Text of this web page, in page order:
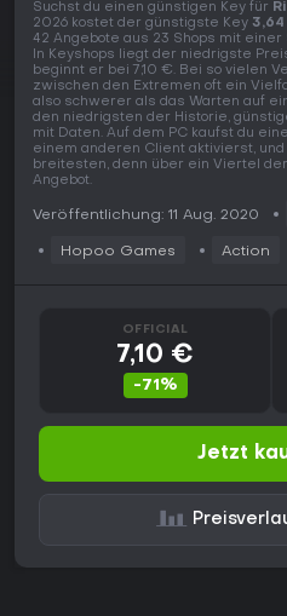
Suchst du einen günstigen Key für
2026 kostet der günstigste Key
42 Angebote aus 23 Shops mit einer
In Keyshops liegt der niedrigste
beginnt er bei 7,10 €. Bei so vielen
zwischen den Extremen oft ein
also schwerer als das Warten auf
den niedrigsten der Historie,
mit Daten. Auf dem PC kaufst du
einem anderen Client aktivierst,
breitesten, denn über ein Viertel
Angebot.
Veröffentlichung: 11 Aug. 2020
Hopoo Games Action
OFFICIAL
7,10 €
-71%
Jetzt